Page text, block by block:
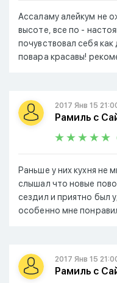
Ассаламу алейкум не
высоте, все по -
почувствовал себя
повара красавы!
2017 Янв 15
Рамиль с
Раньше у них кухня не
слышал что новые
сездил и приятно был
особенно мне
2017 Янв 15
Рамиль с